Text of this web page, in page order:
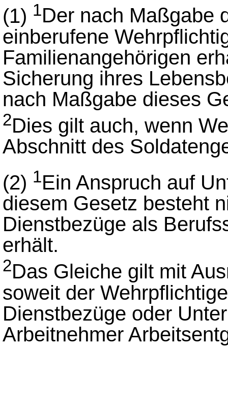
(1) 1Der nach Maßgabe
einberufene
Familienangehörigen
Sicherung ihres
nach Maßgabe dieses
2Dies gilt auch, wenn
Abschnitt des
(2) 1Ein Anspruch auf
diesem Gesetz besteht
Dienstbezüge als
erhält.
2Das Gleiche gilt mit
soweit der
Dienstbezüge oder
Arbeitnehmer